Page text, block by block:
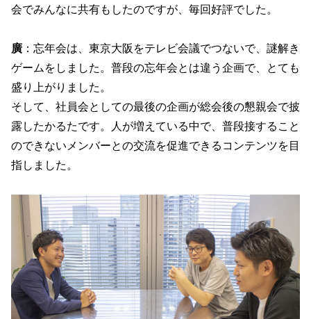
会でみんなに共有もしたのですが、毎回好評でした。
廣 ：忘年会は、東京大阪をテレビ会議でつないで、謎解き
ゲームをしました。普段の忘年会とは違う企画で、とても
盛り上がりました。
そして、社員会としての最後の企画が総会後の懇親会で披
露したかるたです。人が増えている中で、普段接すること
のできないメンバーとの交流を促進できるコンテンツを目
指しました。